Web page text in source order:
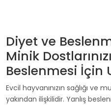
Diyet ve
Minik
Beslenmesi İçin
Evcil hayvanınızın sağlığı ve
yakından ilişkilidir. Yanlış